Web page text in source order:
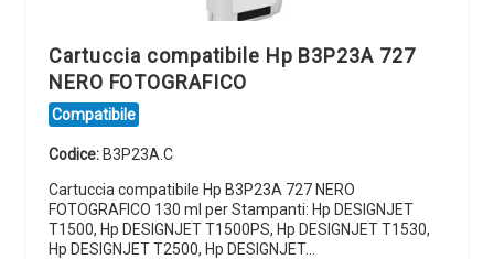
Cartuccia compatibile Hp B3P23A 727
NERO FOTOGRAFICO
Compatibile
Codice:B3P23A.C
Cartuccia compatibile Hp B3P23A 727 NERO
FOTOGRAFICO 130 ml per Stampanti: Hp DESIGNJET
T1500, Hp DESIGNJET T1500PS, Hp DESIGNJET T1530,
Hp DESIGNJET T2500, Hp DESIGNJET…